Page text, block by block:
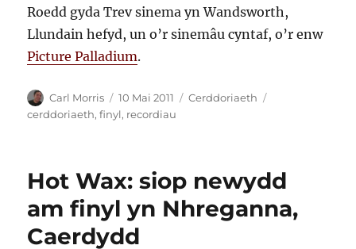
Roedd gyda Trev sinema yn Wandsworth,
Llundain hefyd, un o’r sinemâu cyntaf, o’r enw
Picture Palladium.
Awdur
Carl Morris
Cofnodwyd
ar
10 Mai 2011 Categorïau
Cerddoriaeth
cerddoriaeth,finyl, recordiau
Hot Wax: siop newydd
am finyl yn Nhreganna,
Caerdydd